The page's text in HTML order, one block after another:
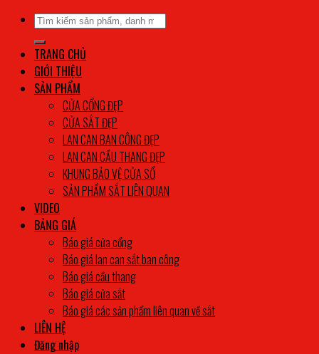
Tìm
kiếm:
TRANG CHỦ
GIỚI THIỆU
SẢN PHẨM
CỬA CỔNG ĐẸP
CỬA SẮT ĐẸP
LAN CAN BAN CÔNG ĐẸP
LAN CAN CẦU THANG ĐẸP
KHUNG BẢO VỆ CỬA SỔ
SẢN PHẨM SẮT LIÊN QUAN
VIDEO
BẢNG GIÁ
Báo giá cửa cổng
Báo giá lan can sắt ban công
Báo giá cầu thang
Báo giá cửa sắt
Báo giá các sản phẩm liên quan về sắt
LIÊN HỆ
Đăng nhập